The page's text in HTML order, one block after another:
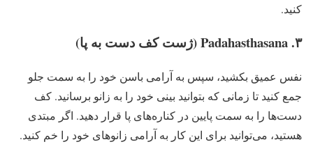
کنید.
نفس عمیق بکشید، سپس به آرامی باسن خود را به سمت جلو
جمع کنید تا زمانی که بتوانید بینی خود را به زانو برسانید. کف
دست‌ها را به سمت پایین در کناره‌های پا قرار دهید. اگر مبتدی
هستید، می‌توانید برای این کار به آرامی زانوهای خود را خم کنید.